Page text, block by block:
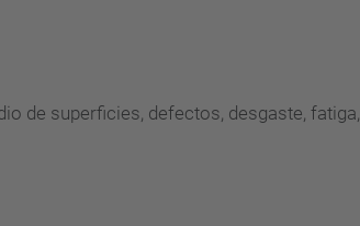
de superficies, defectos, desgaste, fatiga,